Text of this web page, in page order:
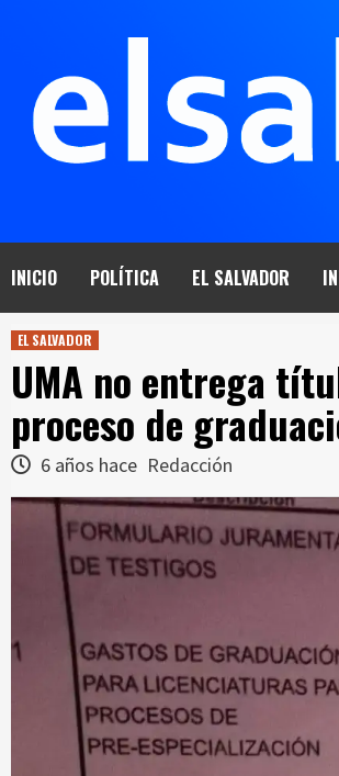
INICIO POLÍTICA EL SALVADOR
EL SALVADOR
UMA no entrega
proceso de
6 años hace Redacción